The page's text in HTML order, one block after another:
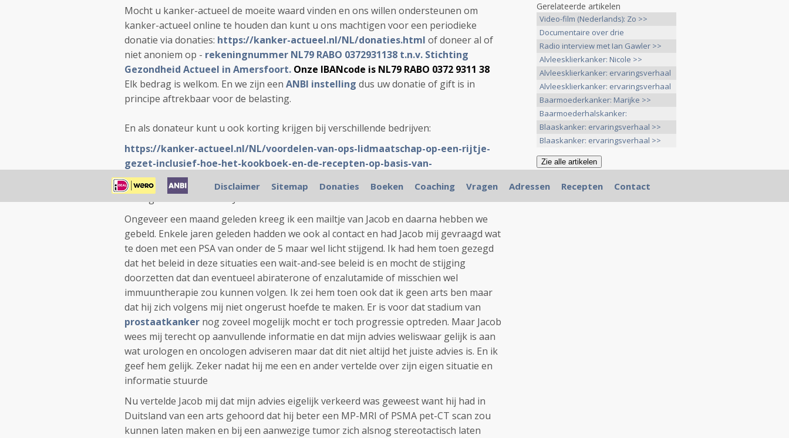
Mocht u kanker-actueel de moeite waard vinden en ons willen ondersteunen om
kanker-actueel online te houden dan kunt u ons machtigen voor een periodieke
donatie via donaties: https://kanker-actueel.nl/NL/donaties.html of doneer al of
niet anoniem op - rekeningnummer NL79 RABO 0372931138 t.n.v. Stichting
Gezondheid Actueel in Amersfoort. Onze IBANcode is NL79 RABO 0372 9311 38
Elk bedrag is welkom. En we zijn een ANBI instelling dus uw donatie of gift is in
principe aftrekbaar voor de belasting.
En als donateur kunt u ook korting krijgen bij verschillende bedrijven:
https://kanker-actueel.nl/NL/voordelen-van-ops-lidmaatschap-op-een-rijtje-
gezet-inclusief-hoe-het-kookboek-en-de-recepten-op-basis-van-
uitgangspunten-van-houtsmullerdieet-te-downloaden-enof-in-te-zien.html
Ongeveer een maand geleden kreeg ik een mailtje van Jacob en daarna hebben we
gebeld. Enkele jaren geleden hadden we ook al contact en had Jacob mij gevraagd wat
te doen met een PSA van onder de 5 maar wel licht stijgend. Ik had hem toen gezegd
dat het beleid in deze situaties een wait-and-see beleid is en mocht de stijging
doorzetten dat dan eventueel abiraterone of enzalutamide of misschien wel
immuuntherapie zou kunnen volgen. Ik zei hem toen ook dat ik geen arts ben maar
dat hij zich volgens mij niet ongerust hoefde te maken. Er is voor dat stadium van
prostaatkanker nog zoveel mogelijk mocht er toch progressie optreden. Maar Jacob
wees mij terecht op aanvullende informatie en dat mijn advies weliswaar gelijk is aan
wat urologen en oncologen adviseren maar dat dit niet altijd het juiste advies is. En ik
geef hem gelijk. Zeker nadat hij me een en ander vertelde over zijn eigen situatie en
informatie stuurde
Nu vertelde Jacob mij dat mijn advies eigelijk verkeerd was geweest want hij had in
Duitsland van een arts gehoord dat hij beter een MP-MRI of PSMA pet-CT scan zou
kunnen laten maken en bij een aanwezige tumor zich alsnog stereotactisch laten
Gerelateerde artikelen
Video-film (Nederlands): Zo >>
Documentaire over drie
kankerpatiënten >>
Radio interview met Ian Gawler >>
Alvleesklierkanker: Nicole >>
Alvleesklierkanker: ervaringsverhaal
>>
Alvleesklierkanker: ervaringsverhaal
>>
Baarmoederkanker: Marijke >>
Baarmoederhalskanker:
ervaringsverhaal >>
Blaaskanker: ervaringsverhaal >>
Blaaskanker: ervaringsverhaal >>
Disclaimer Sitemap Donaties Boeken Coaching Vragen Adressen Recepten Contact